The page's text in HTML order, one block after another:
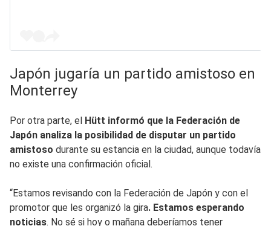
Japón jugaría un partido amistoso en
Monterrey
Por otra parte, el Hütt informó que la Federación de
Japón analiza la posibilidad de disputar un partido
amistoso durante su estancia en la ciudad, aunque todavía
no existe una confirmación oficial.
“Estamos revisando con la Federación de Japón y con el
promotor que les organizó la gira. Estamos esperando
noticias. No sé si hoy o mañana deberíamos tener